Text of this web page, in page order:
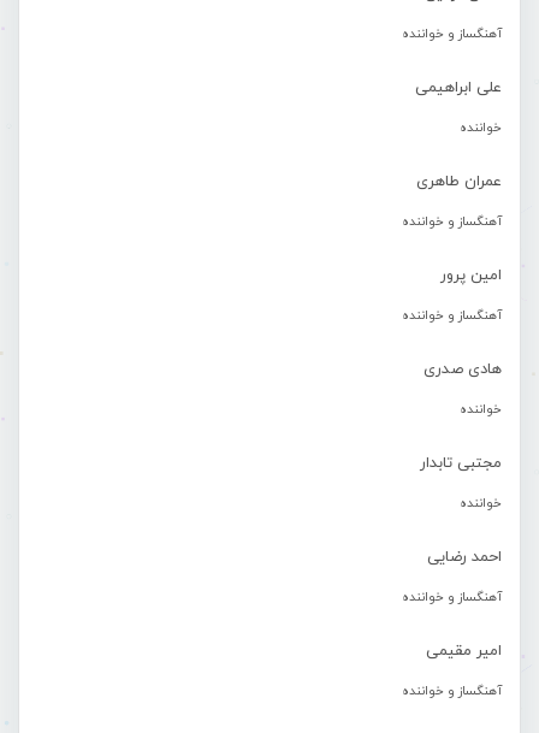
آهنگساز و خواننده
علی ابراهیمی
خواننده
عمران طاهری
آهنگساز و خواننده
امین پرور
آهنگساز و خواننده
هادی صدری
خواننده
مجتبی تابدار
خواننده
احمد رضایی
آهنگساز و خواننده
امیر مقیمی
آهنگساز و خواننده